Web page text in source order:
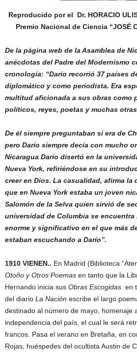
Reproducido por el Dr. HORACIO
Premio Nacional de Ciencia “JOSÉ
De la página web de la Asamblea de
anécdotas del Padre del Modernismo
cronología: “Darío recorrió 37 países
diplomático y como periodista. Era
multitud aficionada a sus obras como
políticos, reyes, poetas y muchas
De él siempre preguntaban si era de
pero Darío siempre decía con mucho
Nicaragua Darío disertó en la
Nueva York, refiriéndose en su
creer en Dios. La casualidad, afirma la
que en Nueva York estaba un joven
Salomón de la Selva quien sirvió de
universidad de Columbia se encuentra
enorme y significativo en el que más
estaban escuchando a Darío”.
1910 VIENEN.. En Madrid (Biblioteca
Otoño y Otros Poemas en tanto que la
Hernando inicia sus Obras Escogidas en
del diario La Nación escribe el largo
destinado al número de mayo, homenaje
independencia del país, el cual le será
francos. Pasa el verano en Bretaña, en
Rojas, huéspedes del ocultista Austin de